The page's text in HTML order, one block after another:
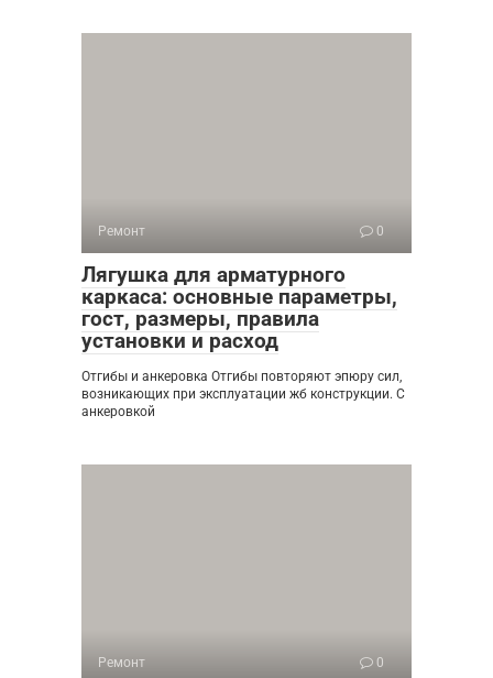
Ремонт 0
Лягушка для арматурного
каркаса: основные параметры,
гост, размеры, правила
установки и расход
Отгибы и анкеровка Отгибы повторяют эпюру сил,
возникающих при эксплуатации жб конструкции. С
анкеровкой
Ремонт 0